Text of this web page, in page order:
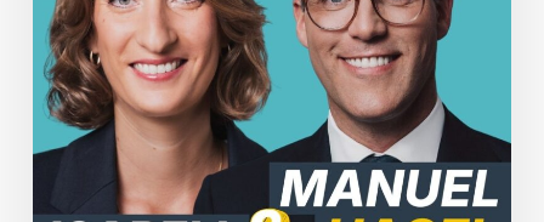
Neckarsulm